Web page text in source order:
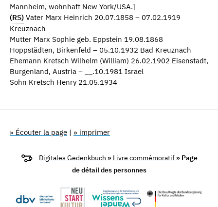
Mannheim, wohnhaft New York/USA.]
(RS) Vater Marx Heinrich 20.07.1858 – 07.02.1919
Kreuznach
Mutter Marx Sophie geb. Eppstein 19.08.1868
Hoppstädten, Birkenfeld – 05.10.1932 Bad Kreuznach
Ehemann Kretsch Wilhelm (William) 26.02.1902 Eisenstadt,
Burgenland, Austria – __.10.1981 Israel
Sohn Kretsch Henry 21.05.1934
» Écouter la page | » imprimer
Digitales Gedenkbuch » Livre commémoratif » Page
de détail des personnes